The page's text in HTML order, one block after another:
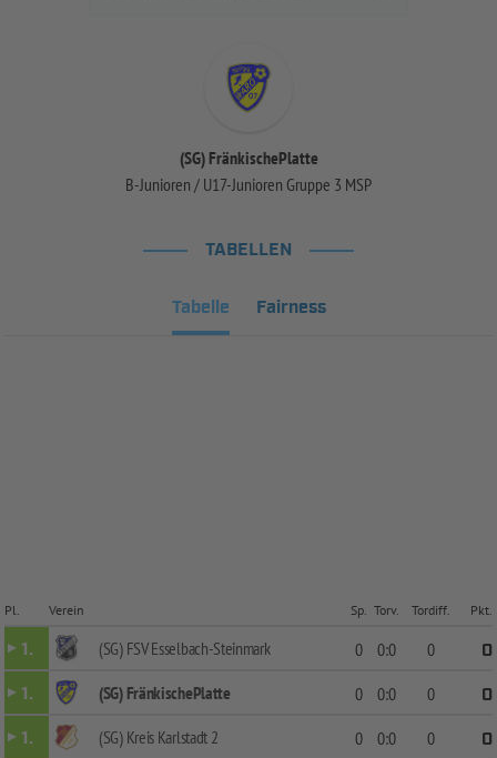
(SG) FränkischePlatte
B-Junioren / U17-Junioren Gruppe 3 MSP
TABELLEN
Tabelle Fairness
Pl. Verein Sp. Torv. Tordiff. Pkt.
1. (SG) FSV Esselbach-Steinmark 0 0:0 0
0
1.
(SG) FränkischePlatte 0 0:0 0
0
1.
(SG) Kreis Karlstadt 2 0 0:0 0
0